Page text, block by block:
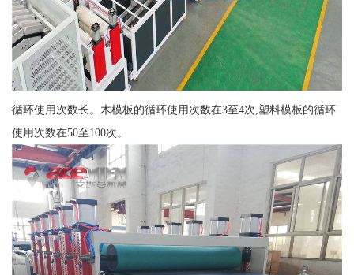
循环使用次数长。木模板的循环使用次数在3至4次,塑料模板的循环
使用次数在50至100次。